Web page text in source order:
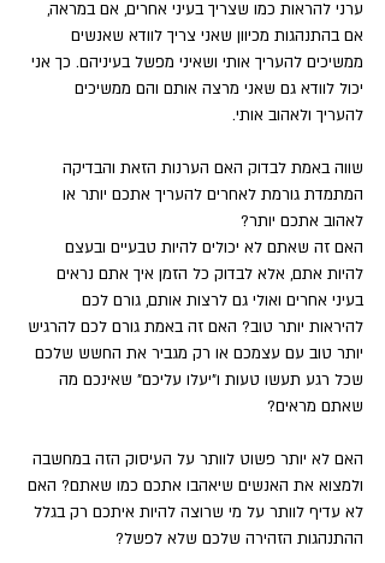
ערני להראות כמו שצריך בעיני אחרים, אם במראה,
אם בהתנהגות מכיוון שאני צריך לוודא שאנשים
ממשיכים להעריך אותי ושאיני מפשל בעיניהם. כך אני
יכול לוודא גם שאני מרצה אותם והם ממשיכים
להעריך ולאהוב אותי.
שווה באמת לבדוק האם הערנות הזאת והבדיקה
המתמדת גורמת לאחרים להעריך אתכם יותר או
לאהוב אתכם יותר?
האם זה שאתם לא יכולים להיות טבעיים ובעצם
להיות אתם, אלא לבדוק כל הזמן איך אתם נראים
בעיני אחרים ואולי גם לרצות אותם, גורם לכם
להיראות יותר טוב? האם זה באמת גורם לכם להרגיש
יותר טוב עם עצמכם או רק מגביר את החשש שלכם
שכל רגע תעשו טעות ו"יעלו עליכם" שאינכם מה
שאתם מראים?
האם לא יותר פשוט לוותר על העיסוק הזה במחשבה
ולמצוא את האנשים שיאהבו אתכם כמו שאתם? האם
לא עדיף לוותר על מי שרוצה להיות איתכם רק בגלל
ההתנהגות הזהירה שלכם שלא לפשל?